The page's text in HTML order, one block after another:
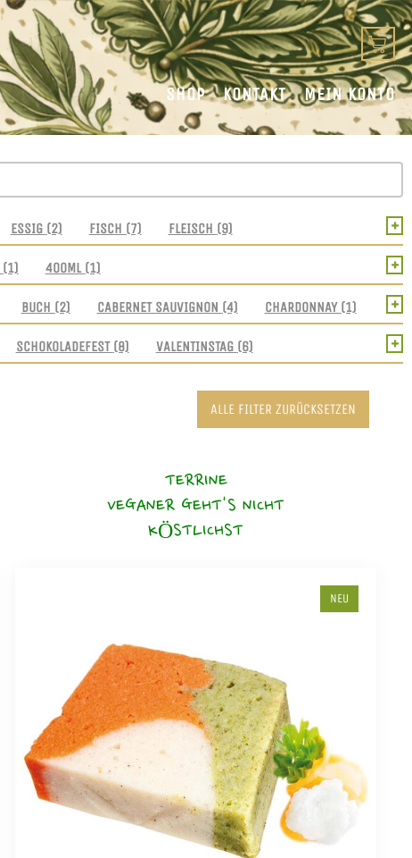
SHOP KONTAKT MEIN KONTO
ESSIG (2) FISCH (7) FLEISCH (9)
+
(1) 400ML (1)
+
BUCH (2) CABERNET SAUVIGNON (4) CHARDONNAY (1)
+
SCHOKOLADEFEST (8) VALENTINSTAG (6) +
ALLE FILTER ZURÜCKSETZEN
TERRINE
VEGANER GEHT'S NICHT
KÖSTLICHST
NEU